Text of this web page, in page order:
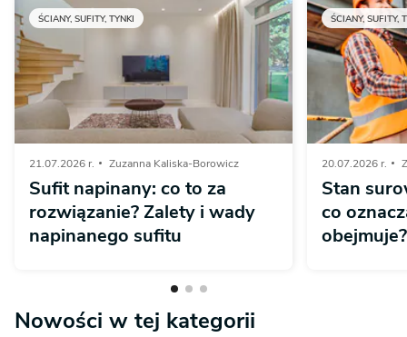
ŚCIANY, SUFITY, TYNKI
21.07.2026 r. Zuzanna Kaliska-Borowicz
Sufit napinany: co to za
rozwiązanie? Zalety i wady
napinanego sufitu
ŚCIANY, SUFITY,
20.07.2026 r.
Stan
co
obejmuje?
Nowości w tej kategorii